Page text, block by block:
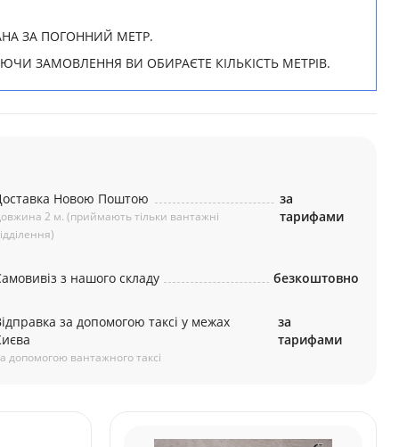
ЗА ПОГОННИЙ МЕТР.
ЗАМОВЛЕННЯ ВИ ОБИРАЄТЕ КІЛЬКІСТЬ МЕТРІВ.
Новою Поштою
2 м. (приймають тільки вантажні
за
тарифами
з нашого складу безкоштовно
за допомогою таксі у межах
допомогою вантажного таксі
за
тарифами